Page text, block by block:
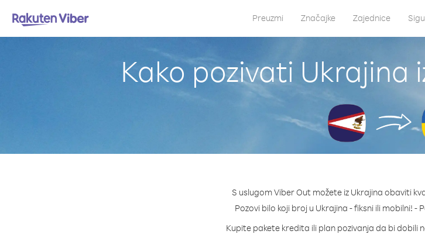
Preuzmi Značajke Zajednice
Kako pozivati Ukrajina
S uslugom Viber Out možete iz Ukrajina obaviti
Pozovi bilo koji broj u Ukrajina - fiksni ili mobilni! -
Kupite pakete kredita ili plan pozivanja da bi dobili